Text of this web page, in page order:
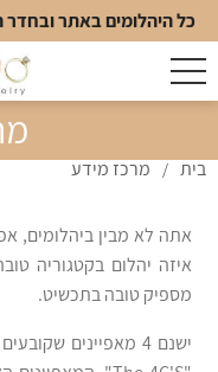
כל היהלומים באתר ובחדר
בית / מרכז מידע
אתה לא מבין ביהלומים,
איזה יהלום בקטגוריה
מספיק טובה בתכשיט.
ישנם 4 מאפיינים